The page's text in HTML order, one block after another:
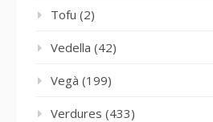
Tofu (2)
Vedella (42)
Vegà (199)
Verdures (433)